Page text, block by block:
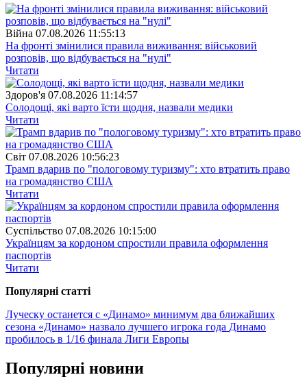
Війна 07.08.2026 11:55:13
На фронті змінилися правила виживання: військовий
розповів, що відбувається на "нулі"
Читати
Здоров'я 07.08.2026 11:14:57
Солодощі, які варто їсти щодня, назвали медики
Читати
Свiт 07.08.2026 10:56:23
Трамп вдарив по "пологовому туризму": хто втратить право
на громадянство США
Читати
Суспiльство 07.08.2026 10:15:00
Українцям за кордоном спростили правила оформлення
паспортів
Читати
Популярнi статтi
Луческу останется с «Динамо» минимум два ближайших
сезона «Динамо» назвало лучшего игрока года Динамо
пробилось в 1/16 финала Лиги Европы
Популярнi новини